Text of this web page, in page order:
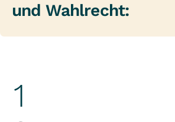
und Wahlrecht: